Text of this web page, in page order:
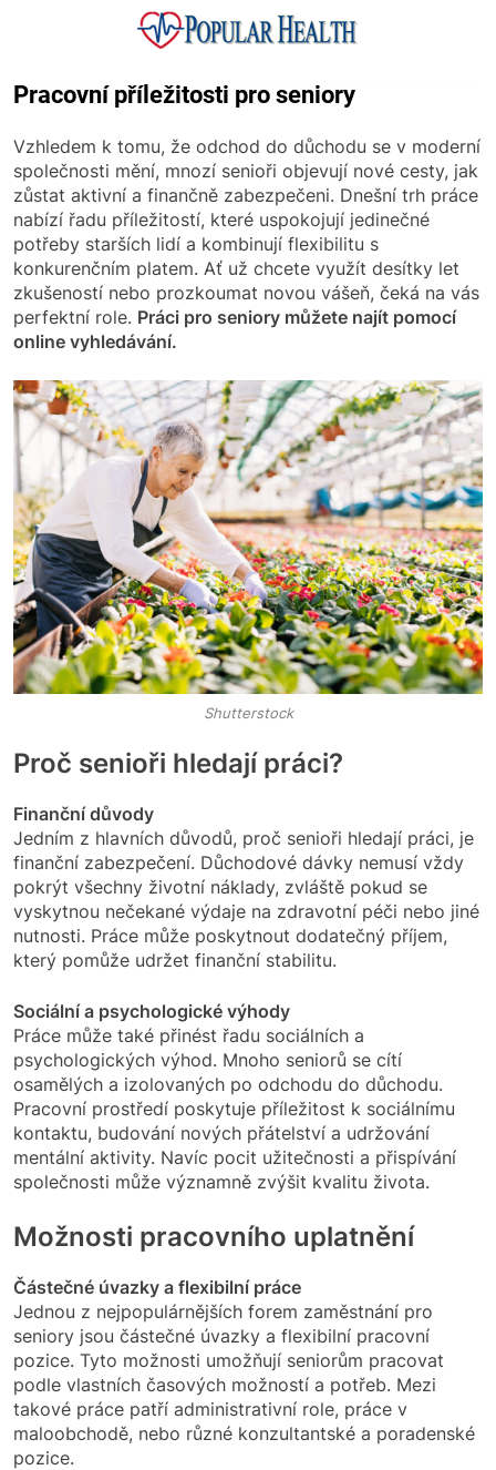
Popular Health
Pracovní příležitosti pro seniory
Vzhledem k tomu, že odchod do důchodu se v moderní
společnosti mění, mnozí senioři objevují nové cesty, jak
zůstat aktivní a finančně zabezpečeni. Dnešní trh práce
nabízí řadu příležitostí, které uspokojují jedinečné
potřeby starších lidí a kombinují flexibilitu s
konkurenčním platem. Ať už chcete využít desítky let
zkušeností nebo prozkoumat novou vášeň, čeká na vás
perfektní role. Práci pro seniory můžete najít pomocí
online vyhledávání.
Shutterstock
Proč senioři hledají práci?
Finanční důvody
Jedním z hlavních důvodů, proč senioři hledají práci, je
finanční zabezpečení. Důchodové dávky nemusí vždy
pokrýt všechny životní náklady, zvláště pokud se
vyskytnou nečekané výdaje na zdravotní péči nebo jiné
nutnosti. Práce může poskytnout dodatečný příjem,
který pomůže udržet finanční stabilitu.
Sociální a psychologické výhody
Práce může také přinést řadu sociálních a
psychologických výhod. Mnoho seniorů se cítí
osamělých a izolovaných po odchodu do důchodu.
Pracovní prostředí poskytuje příležitost k sociálnímu
kontaktu, budování nových přátelství a udržování
mentální aktivity. Navíc pocit užitečnosti a přispívání
společnosti může významně zvýšit kvalitu života.
Možnosti pracovního uplatnění
Částečné úvazky a flexibilní práce
Jednou z nejpopulárnějších forem zaměstnání pro
seniory jsou částečné úvazky a flexibilní pracovní
pozice. Tyto možnosti umožňují seniorům pracovat
podle vlastních časových možností a potřeb. Mezi
takové práce patří administrativní role, práce v
maloobchodě, nebo různé konzultantské a poradenské
pozice.